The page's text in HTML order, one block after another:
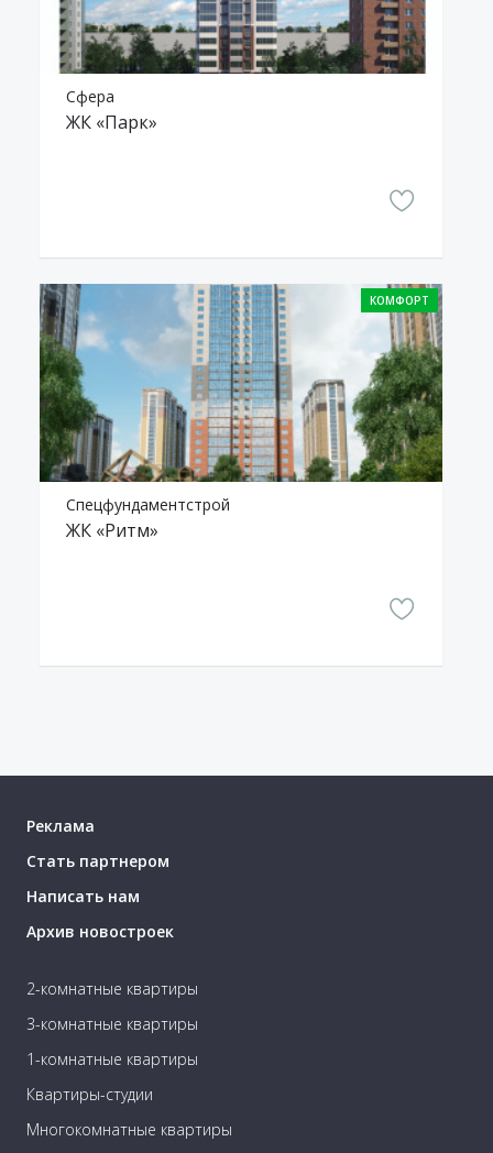
Сфера
ЖК «Парк»
КОМФОРТ
Спецфундаментстрой
ЖК «Ритм»
Реклама
Стать партнером
Написать нам
Архив новостроек
2-комнатные квартиры
3-комнатные квартиры
1-комнатные квартиры
Квартиры-студии
Многокомнатные квартиры